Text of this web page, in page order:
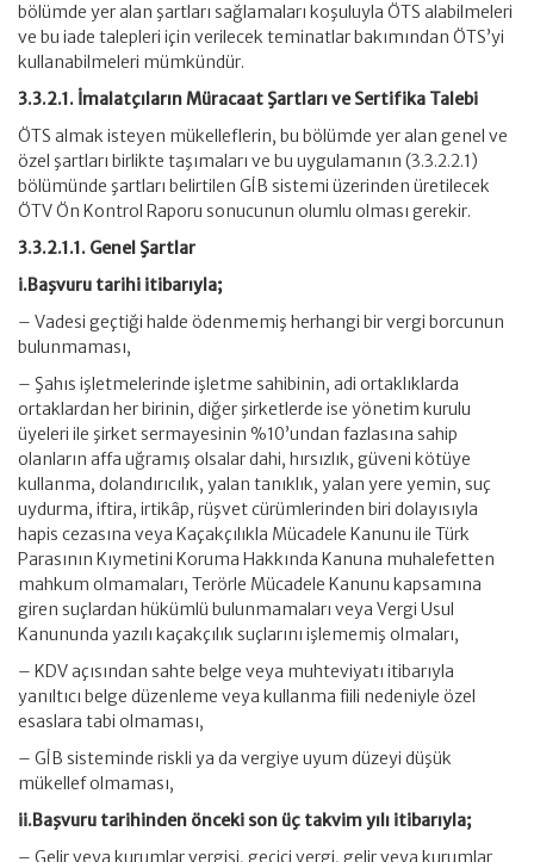
bölümde yer alan şartları sağlamaları koşuluyla ÖTS alabilmeleri
ve bu iade talepleri için verilecek teminatlar bakımından ÖTS’yi
kullanabilmeleri mümkündür.
3.3.2.1. İmalatçıların Müracaat Şartları ve Sertifika Talebi
ÖTS almak isteyen mükelleflerin, bu bölümde yer alan genel ve
özel şartları birlikte taşımaları ve bu uygulamanın (3.3.2.2.1)
bölümünde şartları belirtilen GİB sistemi üzerinden üretilecek
ÖTV Ön Kontrol Raporu sonucunun olumlu olması gerekir.
3.3.2.1.1. Genel Şartlar
i.Başvuru tarihi itibarıyla;
– Vadesi geçtiği halde ödenmemiş herhangi bir vergi borcunun
bulunmaması,
– Şahıs işletmelerinde işletme sahibinin, adi ortaklıklarda
ortaklardan her birinin, diğer şirketlerde ise yönetim kurulu
üyeleri ile şirket sermayesinin %10’undan fazlasına sahip
olanların affa uğramış olsalar dahi, hırsızlık, güveni kötüye
kullanma, dolandırıcılık, yalan tanıklık, yalan yere yemin, suç
uydurma, iftira, irtikâp, rüşvet cürümlerinden biri dolayısıyla
hapis cezasına veya Kaçakçılıkla Mücadele Kanunu ile Türk
Parasının Kıymetini Koruma Hakkında Kanuna muhalefetten
mahkum olmamaları, Terörle Mücadele Kanunu kapsamına
giren suçlardan hükümlü bulunmamaları veya Vergi Usul
Kanununda yazılı kaçakçılık suçlarını işlememiş olmaları,
– KDV açısından sahte belge veya muhteviyatı itibarıyla
yanıltıcı belge düzenleme veya kullanma fiili nedeniyle özel
esaslara tabi olmaması,
– GİB sisteminde riskli ya da vergiye uyum düzeyi düşük
mükellef olmaması,
ii.Başvuru tarihinden önceki son üç takvim yılı itibarıyla;
– Gelir veya kurumlar vergisi, geçici vergi, gelir veya kurumlar